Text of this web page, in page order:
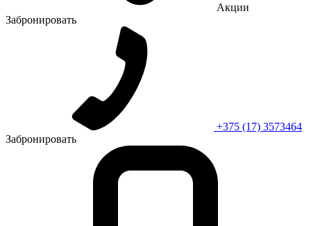
Акции
Забронировать
+375 (17) 3573464
Забронировать